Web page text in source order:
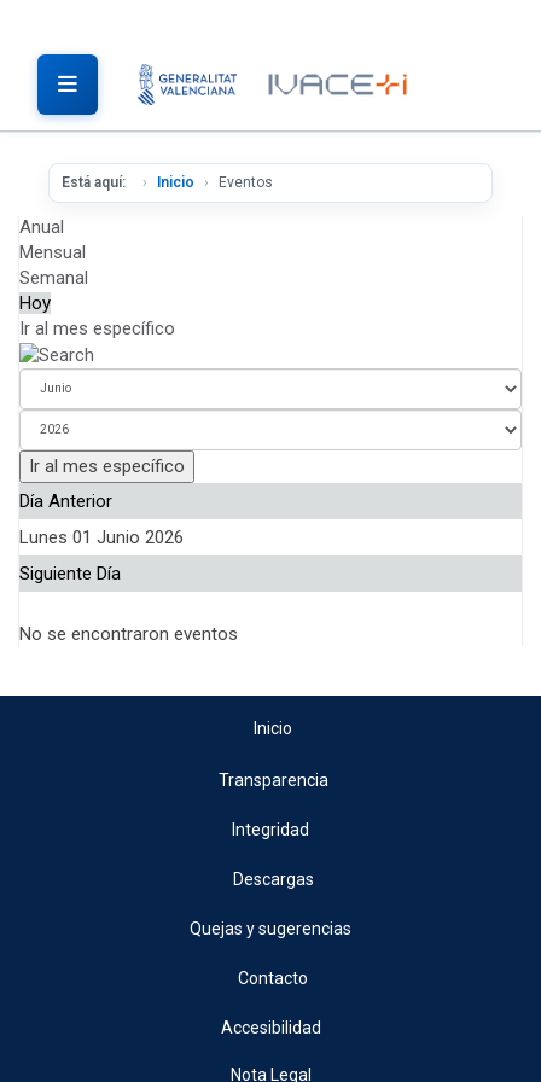
Está aquí: Inicio Eventos
Anual
Mensual
Semanal
Hoy
Ir al mes específico
Ir al mes específico
Día Anterior
Lunes 01 Junio 2026
Siguiente Día
No se encontraron eventos
Inicio
Transparencia
Integridad
Descargas
Quejas y sugerencias
Contacto
Accesibilidad
Nota Legal